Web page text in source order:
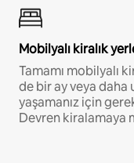
Mobilyalı kiralık
Tamamı mobilyalı
de bir ay veya
yaşamanız için
Devren kiralamaya